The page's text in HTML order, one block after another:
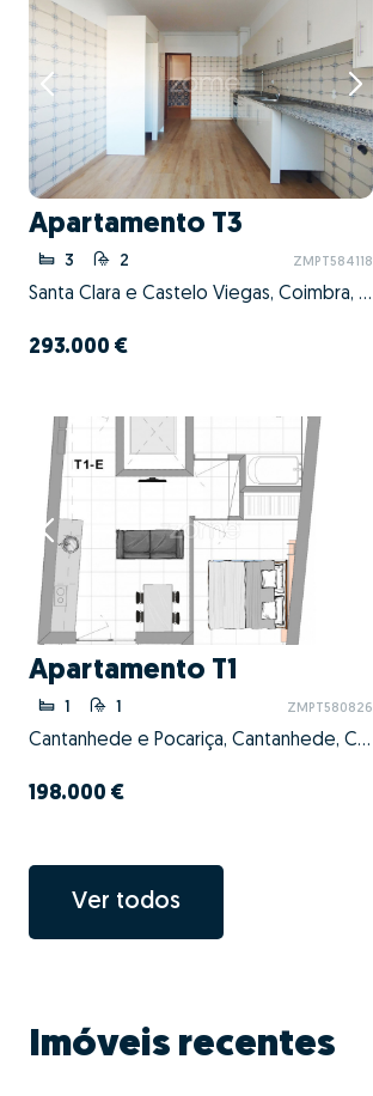
Apartamento T3
3 2 ZMPT584118
Santa Clara e Castelo Viegas, Coimbra, Coimbra
293.000 €
Apartamento T1
1 1 ZMPT580826
Cantanhede e Pocariça, Cantanhede, Coimbra
198.000 €
Ver todos
Imóveis recentes